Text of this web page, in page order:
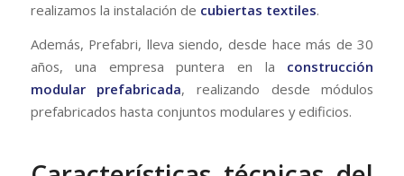
realizamos la instalación de cubiertas textiles.
Además, Prefabri, lleva siendo, desde hace más de 30
años, una empresa puntera en la construcción
modular prefabricada, realizando desde módulos
prefabricados hasta conjuntos modulares y edificios.